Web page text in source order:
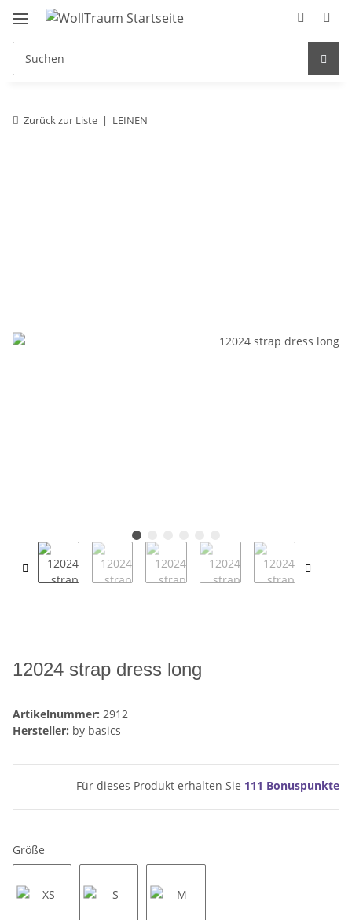
Zurück zur Liste LEINEN
12024 strap dress long
Artikelnummer: 2912
Hersteller: by basics
Für dieses Produkt erhalten Sie 111 Bonuspunkte
Größe